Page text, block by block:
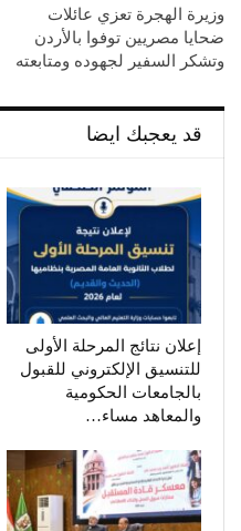
وزيرة الهجرة تعزي عائلات
ضحايا مصريين توفوا بالأردن
وتشكر السفير لجهوده ومتابعته
قد يعجبك ايضا
إعلان نتائج المرحلة الأولى
للتنسيق الإلكتروني للقبول
بالجامعات الحكومية
والمعاهد مساء…